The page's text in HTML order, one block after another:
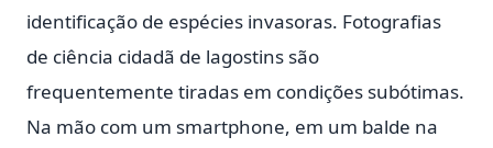
identificação de espécies invasoras. Fotografias
de ciência cidadã de lagostins são
frequentemente tiradas em condições subótimas.
Na mão com um smartphone, em um balde na